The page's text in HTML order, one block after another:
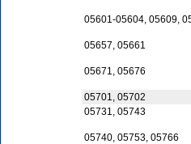
05601-05604, 05609,
05657, 05661
05671, 05676
05701, 05702
05731, 05743
05740, 05753, 05766